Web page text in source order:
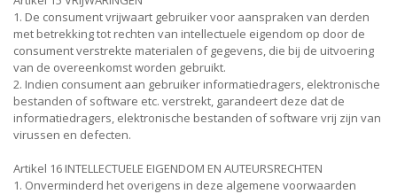
1. De consument vrijwaart gebruiker voor aanspraken van derden
met betrekking tot rechten van intellectuele eigendom op door de
consument verstrekte materialen of gegevens, die bij de uitvoering
van de overeenkomst worden gebruikt.
2. Indien consument aan gebruiker informatiedragers, elektronische
bestanden of software etc. verstrekt, garandeert deze dat de
informatiedragers, elektronische bestanden of software vrij zijn van
virussen en defecten.
Artikel 16 INTELLECTUELE EIGENDOM EN AUTEURSRECHTEN
1. Onverminderd het overigens in deze algemene voorwaarden